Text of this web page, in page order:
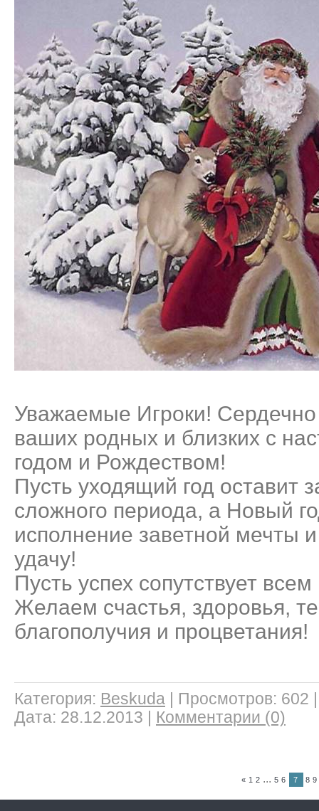
Уважаемые Игроки!
ваших родных и близких с
годом и Рождеством!
Пусть уходящий год оставит
сложного периода, а Новый
исполнение заветной мечты
удачу!
Пусть успех сопутствует
Желаем счастья, здоровья,
благополучия и процветания!
Категория: Beskuda Просмотров: 602
Дата: 28.12.2013 Комментарии (0)
« 1 2 ... 5 6 7 8 9